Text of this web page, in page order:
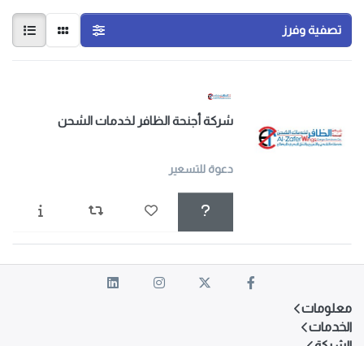
الجمركي، ومعاينة البضائع، وساحات الحاويات.
نسعى جاهدين لكسب احترام عملائنا ودعمهم المستمر من خلال
تصفية وفرز
شركة أجنحة الظافر لخدمات الشحن
دعوة للتسعير
معلومات
الخدمات